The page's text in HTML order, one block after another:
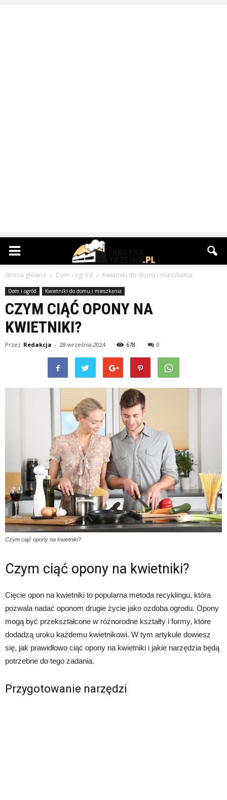
Strona główna Dom i ogród Kwietniki do domu i mieszkania
Dom i ogród Kwietniki do domu i mieszkania
CZYM CIĄĆ OPONY NA
KWIETNIKI?
Przez Redakcja - 28 września 2024 678 0
Czym ciąć opony na kwietniki?
Czym ciąć opony na kwietniki?
Cięcie opon na kwietniki to popularna metoda recyklingu, która
pozwala nadać oponom drugie życie jako ozdoba ogrodu. Opony
mogą być przekształcone w różnorodne kształty i formy, które
dodadzą uroku każdemu kwietnikowi. W tym artykule dowiesz
się, jak prawidłowo ciąć opony na kwietniki i jakie narzędzia będą
potrzebne do tego zadania.
Przygotowanie narzędzi